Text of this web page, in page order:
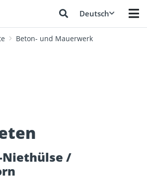
Deutsch
Beton- und Mauerwerk
/